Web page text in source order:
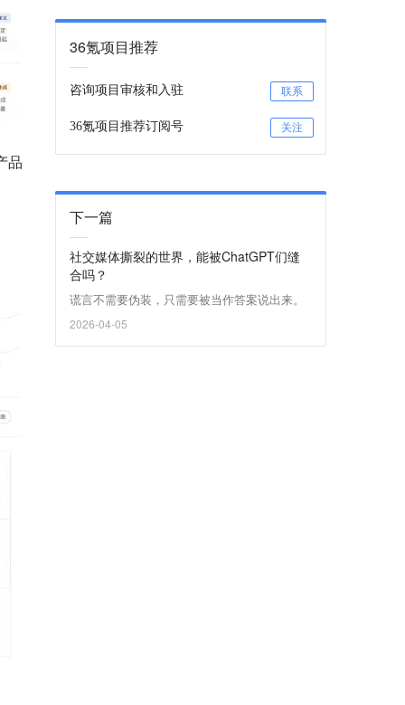
品
36氪项目推荐
咨询项目审核和入驻 联系
36氪项目推荐订阅号 关注
下一篇
社交媒体撕裂的世界，能被ChatGPT们缝
合吗？
谎言不需要伪装，只需要被当作答案说出来。
2026-04-05